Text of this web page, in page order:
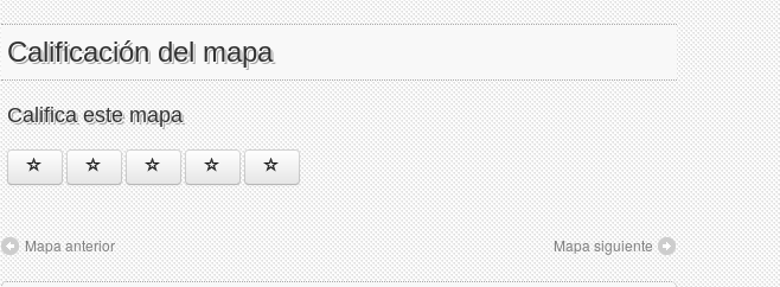
Calificación del mapa
Califica este mapa
Mapa anterior Mapa siguiente